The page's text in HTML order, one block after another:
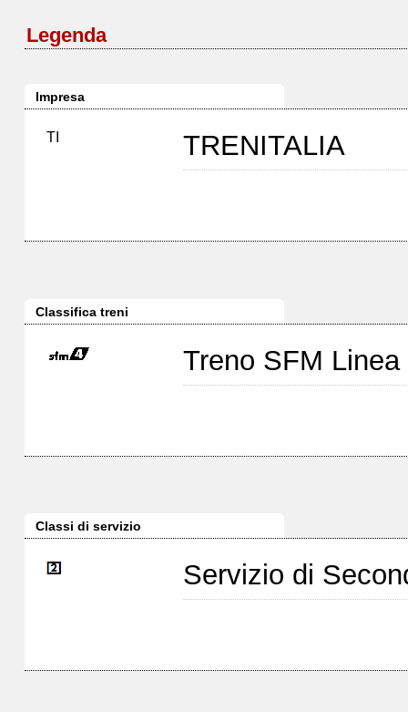
Legenda
Impresa
TI TRENITALIA
Classifica treni
Treno SFM Linea
Classi di servizio
Servizio di